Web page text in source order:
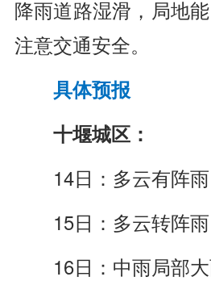
降雨道路湿滑，局地
注意交通安全。
具体预报
十堰城区：
14日：多云有阵
15日：多云转阵
16日：中雨局部